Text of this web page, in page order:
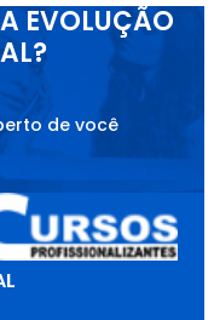
EVOLUÇÃO
de você